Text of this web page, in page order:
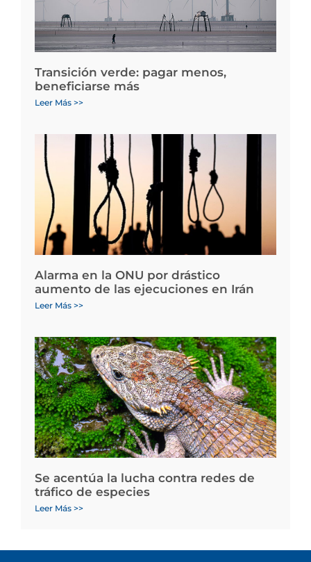
Transición verde: pagar menos,
beneficiarse más
Leer Más >>
Alarma en la ONU por drástico
aumento de las ejecuciones en Irán
Leer Más >>
Se acentúa la lucha contra redes de
tráfico de especies
Leer Más >>